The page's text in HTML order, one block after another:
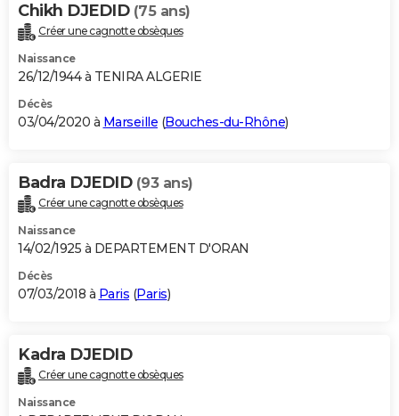
Chikh DJEDID (75 ans)
Créer une cagnotte obsèques
Naissance
26/12/1944 à TENIRA ALGERIE
Décès
03/04/2020 à Marseille (Bouches-du-Rhône)
Badra DJEDID (93 ans)
Créer une cagnotte obsèques
Naissance
14/02/1925 à DEPARTEMENT D'ORAN
Décès
07/03/2018 à Paris (Paris)
Kadra DJEDID
Créer une cagnotte obsèques
Naissance